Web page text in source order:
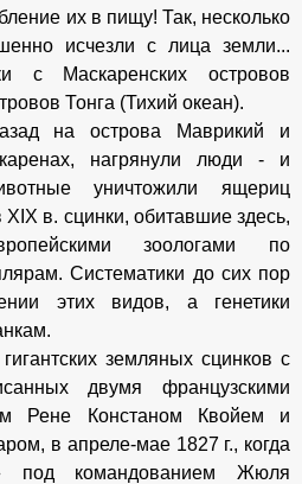
их в пищу! Так, несколько
исчезли с лица земли...
Маскаренских островов
Тонга (Тихий океан).
на острова Маврикий и
нагрянули люди - и
уничтожили ящериц
в. сцинки, обитавшие здесь,
зоологами по
Систематики до сих пор
этих видов, а генетики
земляных сцинков с
двумя французскими
Рене Констаном Квойем и
в апреле-мае 1827 г., когда
под командованием Жюля